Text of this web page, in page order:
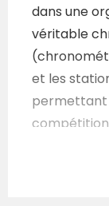
dans une
véritable
et les
permettant
précise de